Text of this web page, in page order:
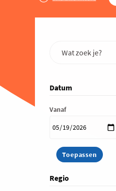
Datum
Vanaf
Regio